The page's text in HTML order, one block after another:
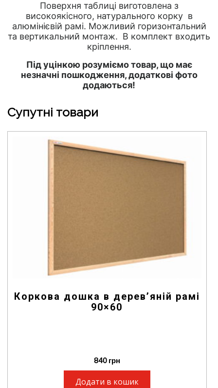
Поверхня таблиці виготовлена з
високоякісного, натурального корку в
алюмінієвій рамі. Можливий горизонтальний
та вертикальний монтаж. В комплект входить
кріплення.
Під уцінкою розуміємо товар, що має
незначні пошкодження, додаткові фото
додаються!
Супутні товари
Коркова дошка в дерев’яній рамі
90×60
840 грн
Додати в кошик